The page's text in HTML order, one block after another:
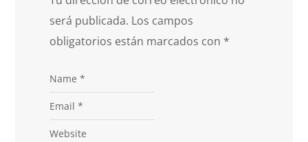
será publicada. Los campos
obligatorios están marcados con *